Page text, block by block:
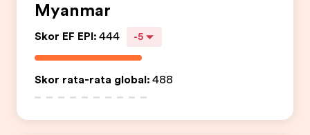
Kantor terdekat
Tentang kami
Bergabung dengan tim kami
Myanmar
Skor EF EPI: 444 -5
Skor rata-rata global: 488